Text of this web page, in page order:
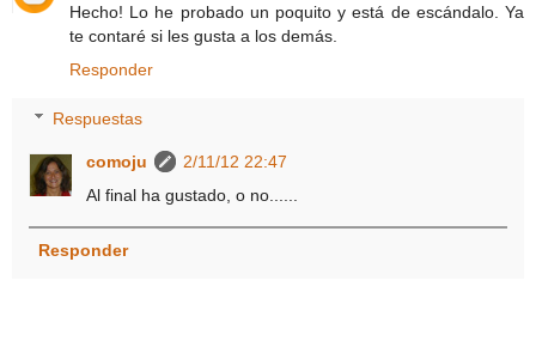
Hecho! Lo he probado un poquito y está de escándalo. Ya
te contaré si les gusta a los demás.
Responder
Respuestas
comoju
2/11/12 22:47
Al final ha gustado, o no......
Responder